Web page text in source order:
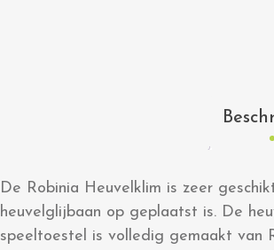
De Robinia Heuvelklim is zeer
heuvelglijbaan op geplaatst is. De
speeltoestel is volledig gemaakt van